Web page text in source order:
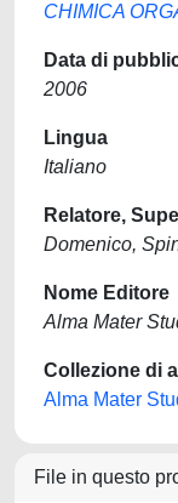
CHIMICA
Data di
2006
Lingua
Italiano
Relatore,
Domenico,
Nome Editore
Alma Mater
Collezione di
Alma Mater
File in questo